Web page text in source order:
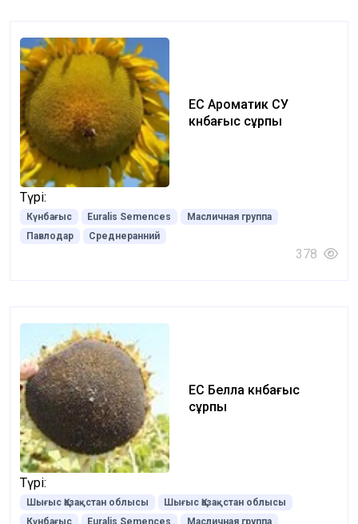
ЕС Ароматик СУ
күнбағыс сұрпы
Түрі:
Күнбағыс Euralis Semences
Масличная группа
Павлодар
Среднеранний
378
ЕС Белла күнбағыс
сұрпы
Түрі:
Шығыс Қазақстан облысы
Шығыс Қазақстан облысы
Күнбағыс
Euralis Semences
Масличная группа